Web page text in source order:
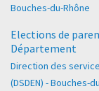
Bouches-du-Rhône
Elections de
Département
Direction des
(DSDEN) - Bouches-